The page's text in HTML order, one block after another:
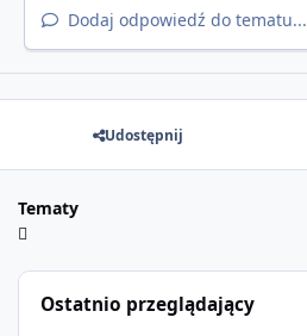
Dodaj odpowiedź do tematu...
Udostępnij
Tematy
Ostatnio przeglądający